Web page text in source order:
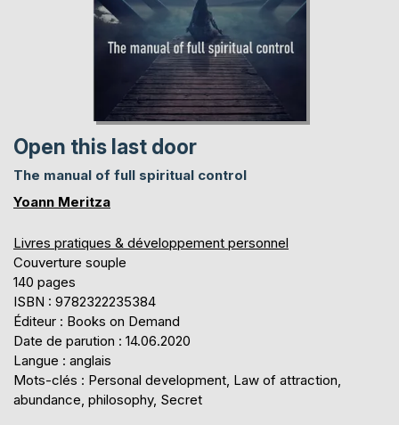
Open this last door
The manual of full spiritual control
Yoann Meritza
Livres pratiques & développement personnel
Couverture souple
140 pages
ISBN : 9782322235384
Éditeur : Books on Demand
Date de parution : 14.06.2020
Langue : anglais
Mots-clés : Personal development, Law of attraction,
abundance, philosophy, Secret